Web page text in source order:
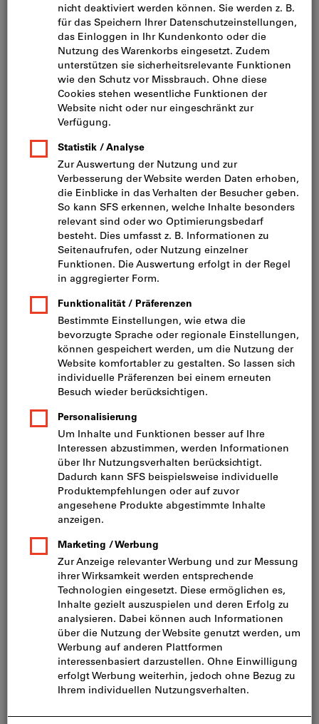
Bild zum Vergrößern anklicken
Preis pro 1 Stück
Netto: CHF 228.00
Lieferung in 3 - 4 Arbeitstagen
Bitte beachten Sie die Lieferzeit und eingeschränkte
Beratung:
Diesen Artikel bestellen wir für Sie direkt beim
Hersteller, da er nicht Bestandteil unseres
Hauptsortiments ist und somit nicht bei uns auf
Lager liegt.Infos